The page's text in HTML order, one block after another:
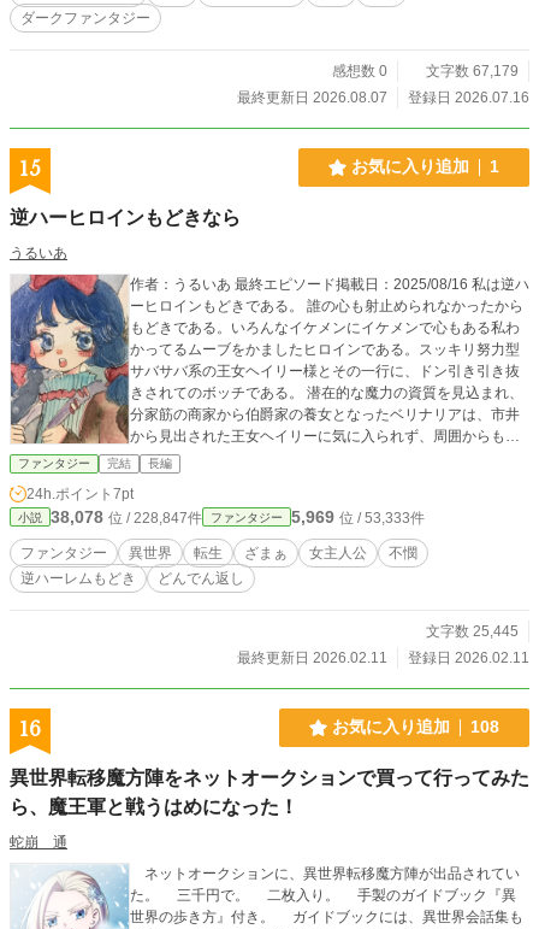
が、まだこの物語に干渉している。 自分が書いた世界で、自
分の知らない物語が進んでいく。 作家は、もう死んでいる。
ダークファンタジー
感想数 0
文字数 67,179
最終更新日 2026.08.07
登録日 2026.07.16
15 お気に入り追加 1
逆ハーヒロインもどきなら
うるいあ
作者：うるいあ 最終エピソード掲載日：2025/08/16 私は逆ハ
ーヒロインもどきである。 誰の心も射止められなかったから
もどきである。いろんなイケメンにイケメンで心もある私わ
かってるムーブをかましたヒロインである。スッキリ努力型
サバサバ系の王女ヘイリー様とその一行に、ドン引き引き抜
きされてのボッチである。 潜在的な魔力の資質を見込まれ、
分家筋の商家から伯爵家の養女となったベリナリアは、市井
から見出された王女ヘイリーに気に入られず、周囲からも愛
想を尽かされてしまう。ついに強い魔力の秘密を暴かれ、唯
一の支えだった従魔も奪われ……ようとした、その時に、転
生を思い出し。ーー逆ハーヒロインもどきを自覚した先にあ
るものとは。 ※小説家になろうと重複投稿です。
ファンタジー 完結 長編
24h.ポイント 7pt
小説 38,078 位 / 228,847件 ファンタジー 5,969 位 / 53,333件
ファンタジー 異世界 転生 ざまぁ 女主人公
不憫
逆ハーレムもどき
どんでん返し
文字数 25,445
最終更新日 2026.02.11
登録日 2026.02.11
16 お気に入り追加 108
異世界転移魔方陣をネットオークションで買って行ってみた
ら、魔王軍と戦うはめになった！
蛇崩 通
ネットオークションに、異世界転移魔方陣が出品されてい
た。 三千円で。 二枚入り。 手製のガイドブック『異
世界の歩き方』付き。 ガイドブックには、異世界会話集も